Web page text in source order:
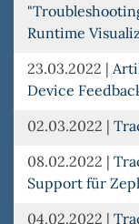
Runtime
23.03.2022 |
Device
02.03.2022 |
08.02.2022 |
Support für
04.02.2022 |